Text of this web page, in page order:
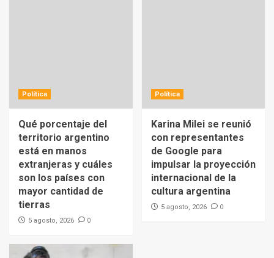
Política
Qué porcentaje del
territorio argentino
está en manos
extranjeras y cuáles
son los países con
mayor cantidad de
tierras
5 agosto, 2026 0
Política
Karina Milei se reunió
con representantes
de Google para
impulsar la proyección
internacional de la
cultura argentina
5 agosto, 2026 0